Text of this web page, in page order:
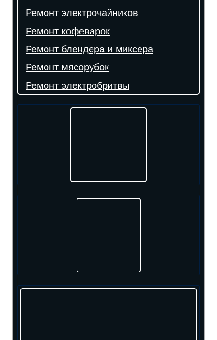
Ремонт электрочайников
Ремонт кофеварок
Ремонт блендера и миксера
Ремонт мясорубок
Ремонт электробритвы